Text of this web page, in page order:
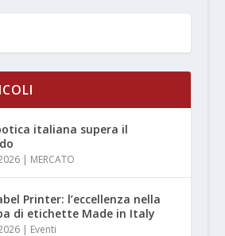
italiana supera il
| MERCATO
Printer: l’eccellenza nella
di etichette Made in Italy
| Eventi